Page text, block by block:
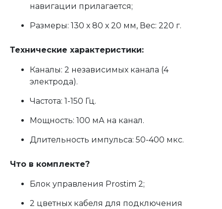
навигации прилагается;
Размеры: 130 х 80 х 20 мм, Вес: 220 г.
Технические характеристики:
Каналы: 2 независимых канала (4
электрода).
Частота: 1-150 Гц.
Мощность: 100 мА на канал.
Длительность импульса: 50-400 мкс.
Что в комплекте?
Блок управления Prostim 2;
2 цветных кабеля для подключения